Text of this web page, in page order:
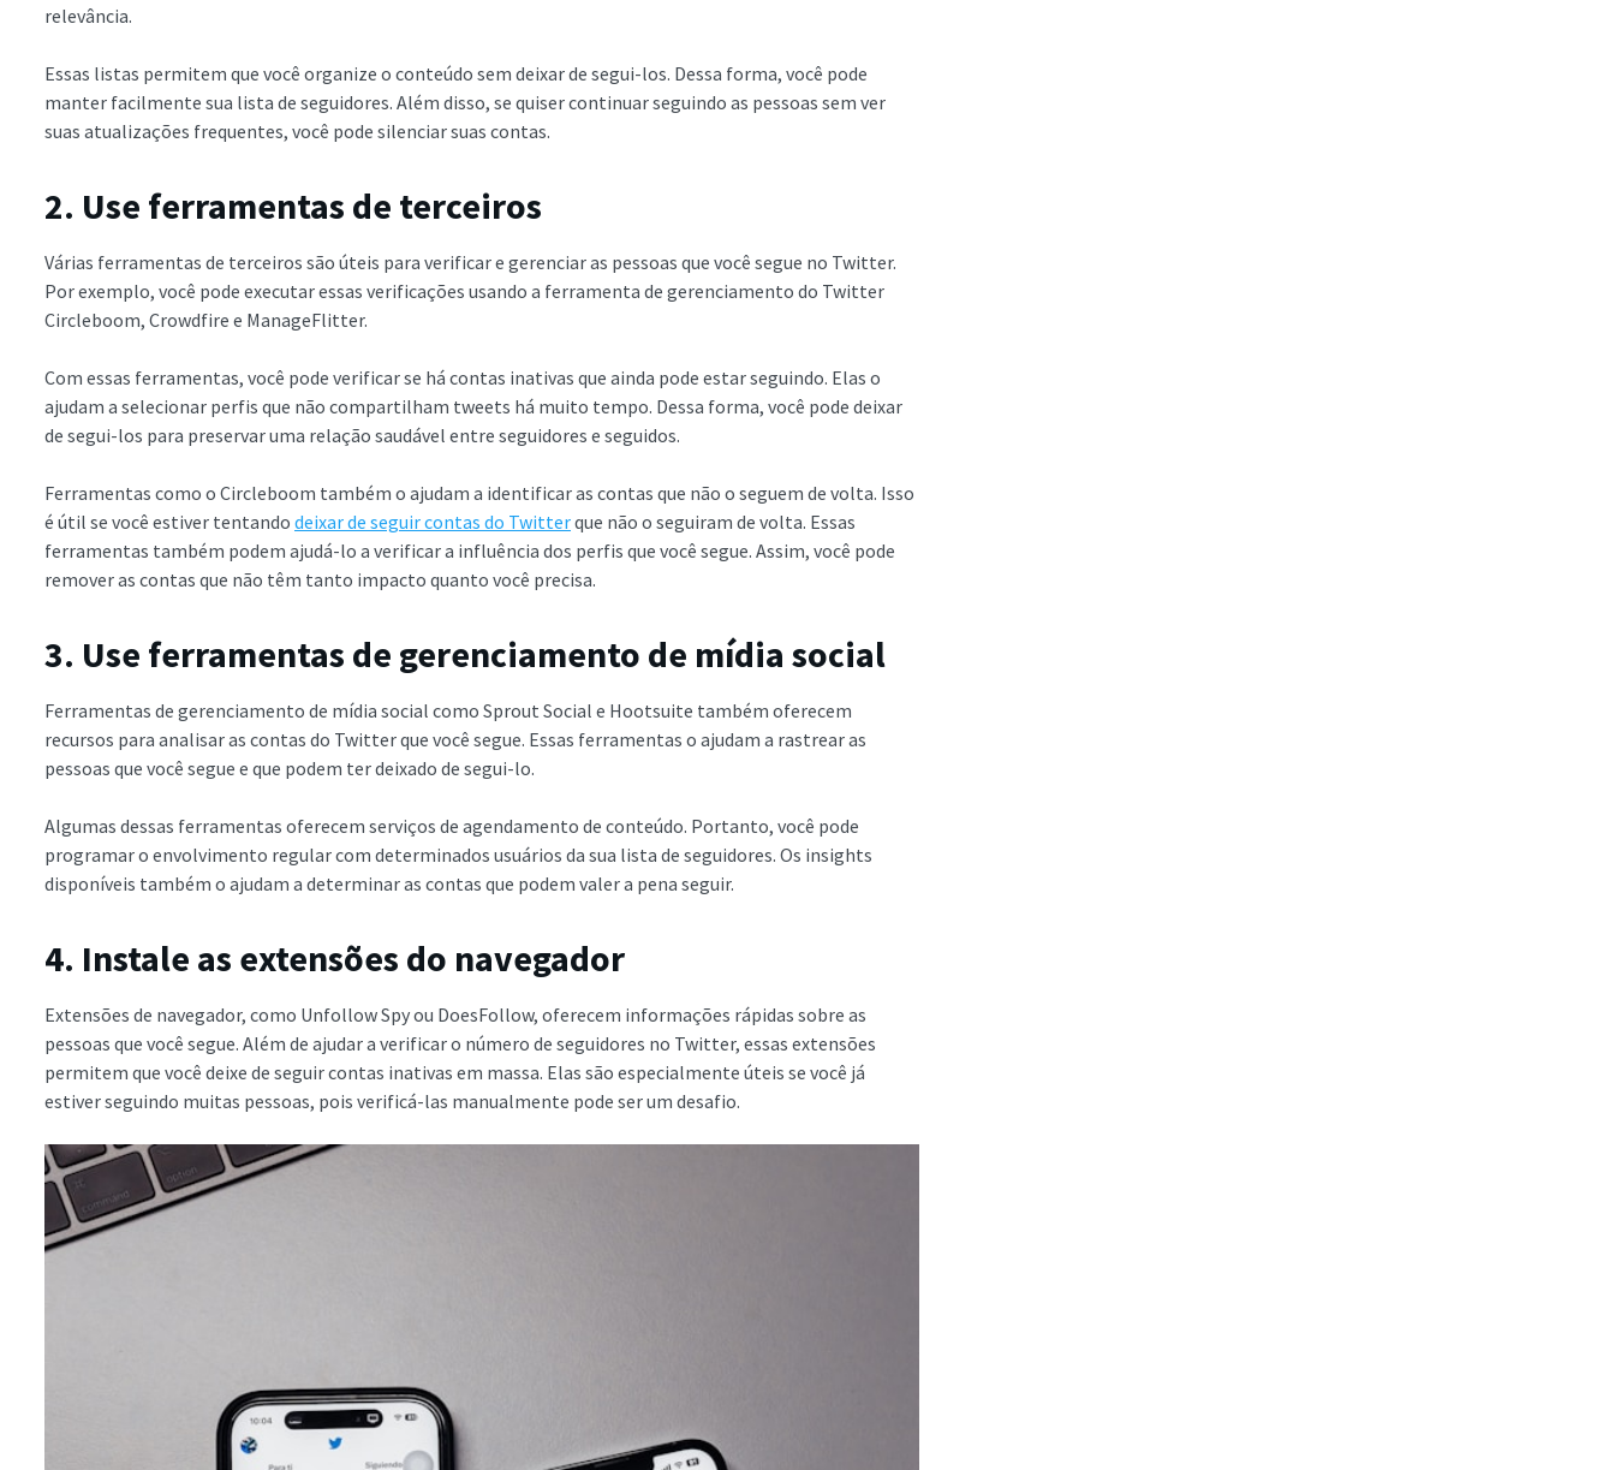
relevância.
Essas listas permitem que você organize o conteúdo sem deixar de segui-los. Dessa forma, você pode
manter facilmente sua lista de seguidores. Além disso, se quiser continuar seguindo as pessoas sem ver
suas atualizações frequentes, você pode silenciar suas contas.
2. Use ferramentas de terceiros
Várias ferramentas de terceiros são úteis para verificar e gerenciar as pessoas que você segue no Twitter.
Por exemplo, você pode executar essas verificações usando a ferramenta de gerenciamento do Twitter
Circleboom, Crowdfire e ManageFlitter.
Com essas ferramentas, você pode verificar se há contas inativas que ainda pode estar seguindo. Elas o
ajudam a selecionar perfis que não compartilham tweets há muito tempo. Dessa forma, você pode deixar
de segui-los para preservar uma relação saudável entre seguidores e seguidos.
Ferramentas como o Circleboom também o ajudam a identificar as contas que não o seguem de volta. Isso
é útil se você estiver tentando deixar de seguir contas do Twitterque não o seguiram de volta. Essas
ferramentas também podem ajudá-lo a verificar a influência dos perfis que você segue. Assim, você pode
remover as contas que não têm tanto impacto quanto você precisa.
3. Use ferramentas de gerenciamento de mídia social
Ferramentas de gerenciamento de mídia social como Sprout Social e Hootsuite também oferecem
recursos para analisar as contas do Twitter que você segue. Essas ferramentas o ajudam a rastrear as
pessoas que você segue e que podem ter deixado de segui-lo.
Algumas dessas ferramentas oferecem serviços de agendamento de conteúdo. Portanto, você pode
programar o envolvimento regular com determinados usuários da sua lista de seguidores. Os insights
disponíveis também o ajudam a determinar as contas que podem valer a pena seguir.
4. Instale as extensões do navegador
Extensões de navegador, como Unfollow Spy ou DoesFollow, oferecem informações rápidas sobre as
pessoas que você segue. Além de ajudar a verificar o número de seguidores no Twitter, essas extensões
permitem que você deixe de seguir contas inativas em massa. Elas são especialmente úteis se você já
estiver seguindo muitas pessoas, pois verificá-las manualmente pode ser um desafio.